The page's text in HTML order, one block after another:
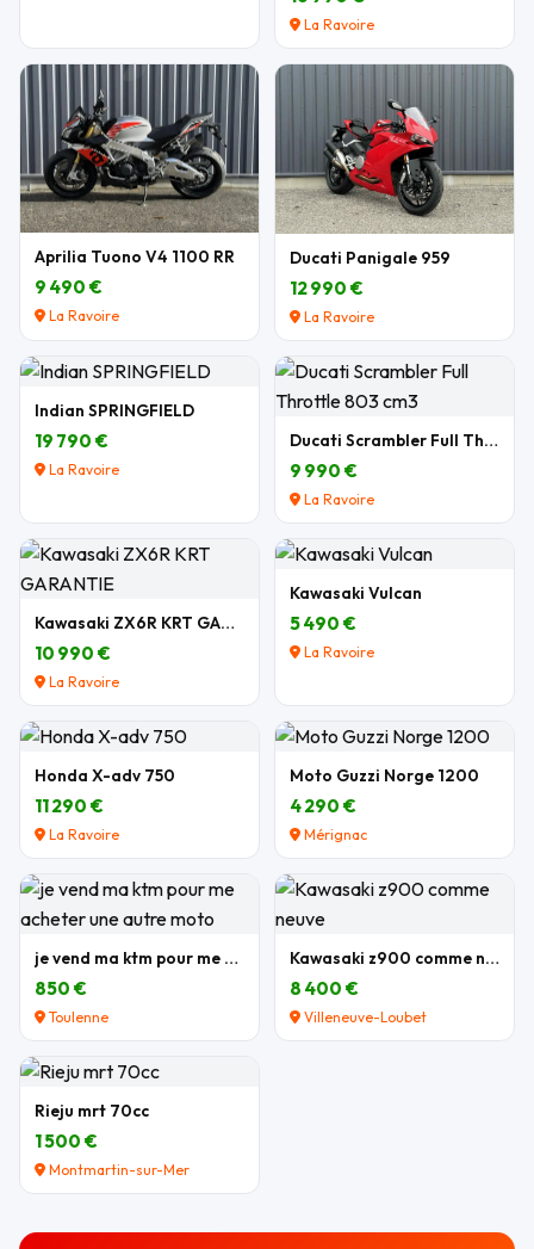
La Ravoire
Aprilia Tuono V4 1100 RR
9 490 €
La Ravoire
Ducati Panigale 959
12 990 €
La Ravoire
Indian SPRINGFIELD
19 790 €
La Ravoire
Ducati Scrambler Full Throttle 803 cm3
9 990 €
La Ravoire
Kawasaki ZX6R KRT GARANTIE
10 990 €
La Ravoire
Kawasaki Vulcan
5 490 €
La Ravoire
Honda X-adv 750
11 290 €
La Ravoire
Moto Guzzi Norge 1200
4 290 €
Mérignac
je vend ma ktm pour me acheter une autre moto
850 €
Toulenne
Kawasaki z900 comme neuve
8 400 €
Villeneuve-Loubet
Rieju mrt 70cc
1 500 €
Montmartin-sur-Mer